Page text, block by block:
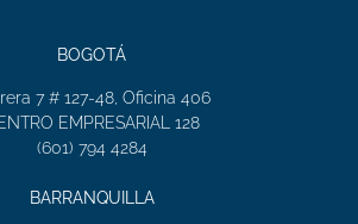
BOGOTÁ
7 # 127-48, Oficina 406
EMPRESARIAL 128
(601) 794 4284
BARRANQUILLA